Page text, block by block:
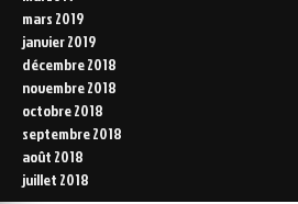
mars 2019
janvier 2019
décembre 2018
novembre 2018
octobre 2018
septembre 2018
août 2018
juillet 2018